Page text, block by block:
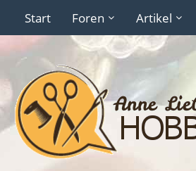
Start Foren Artikel